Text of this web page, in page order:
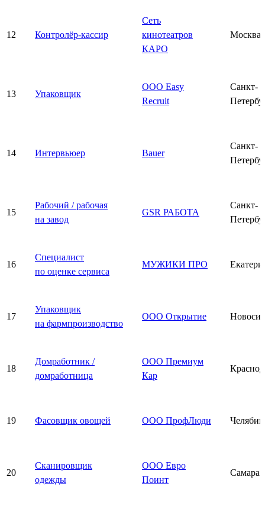
12 Контролёр-кассир
Сеть
кинотеатров
КАРО
Москва
13 Упаковщик
ООО Easy
Recruit
Санкт-
14 Интервьюер Bauer
Санкт-
15
Рабочий / рабочая
на завод
GSR РАБОТА
Санкт-
16
Специалист
по оценке сервиса
МУЖИКИ ПРО
17
Упаковщик
на фармпроизводство
ООО Открытие
18
Домработник /
домработница
ООО Премиум
Кар
19 Фасовщик овощей ООО ПрофЛюди
20
Сканировщик
одежды
ООО Евро
Поинт
Самара